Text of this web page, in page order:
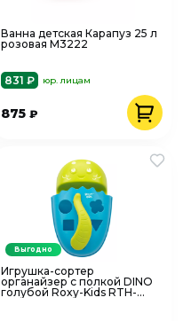
Ванна детская Карапуз 25 л
розовая М3222
831 ₽ юр. лицам
875₽
Игрушка-сортер
органайзер с полкой DINO
голубой Roxy-Kids RTH-
Выгодно